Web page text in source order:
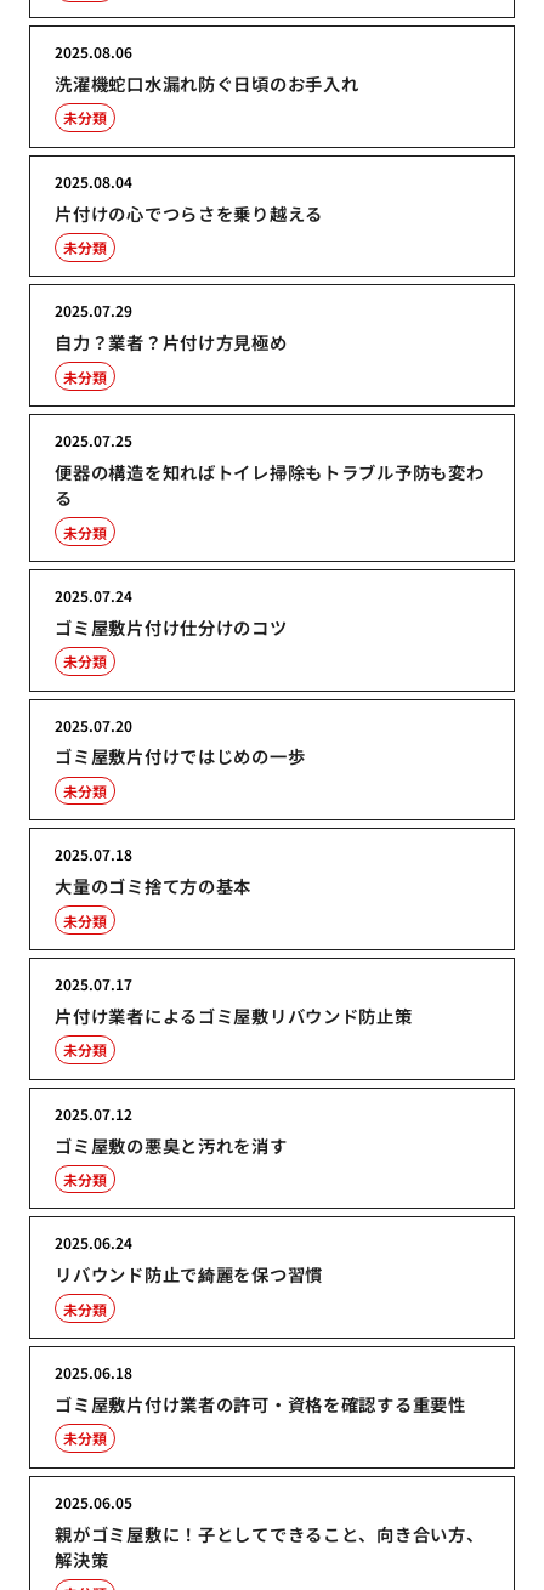
洗濯機蛇口水漏れ防ぐ日頃のお手入れ
2025.08.06
未分類
片付けの心でつらさを乗り越える
2025.08.04
未分類
自力？業者？片付け方見極め
2025.07.29
未分類
便器の構造を知ればトイレ掃除もトラブル予防も変わ
る
2025.07.25
未分類
ゴミ屋敷片付け仕分けのコツ
2025.07.24
未分類
ゴミ屋敷片付けではじめの一歩
2025.07.20
未分類
大量のゴミ捨て方の基本
2025.07.18
未分類
片付け業者によるゴミ屋敷リバウンド防止策
2025.07.17
未分類
ゴミ屋敷の悪臭と汚れを消す
2025.07.12
未分類
リバウンド防止で綺麗を保つ習慣
2025.06.24
未分類
ゴミ屋敷片付け業者の許可・資格を確認する重要性
2025.06.18
未分類
親がゴミ屋敷に！子としてできること、向き合い方、
解決策
2025.06.05